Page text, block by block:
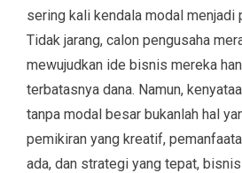
sering kali kendala modal menjadi
Tidak jarang, calon pengusaha
mewujudkan ide bisnis mereka
terbatasnya dana. Namun,
tanpa modal besar bukanlah hal
pemikiran yang kreatif,
ada, dan strategi yang tepat,